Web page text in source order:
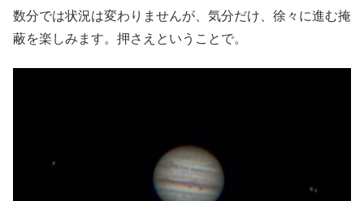
数分では状況は変わりませんが、気分だけ、徐々に進む掩
蔽を楽しみます。押さえということで。